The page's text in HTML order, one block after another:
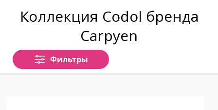
Коллекция Codol бренда
Carpyen
Фильтры